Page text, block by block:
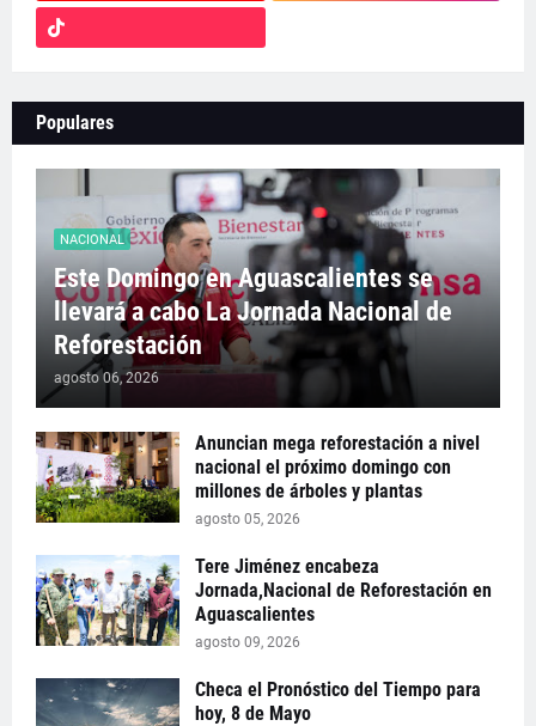
Populares
NACIONAL
Este Domingo en Aguascalientes se
llevará a cabo La Jornada Nacional de
Reforestación
agosto 06, 2026
Anuncian mega reforestación a nivel
nacional el próximo domingo con
millones de árboles y plantas
agosto 05, 2026
Tere Jiménez encabeza
Jornada,Nacional de Reforestación en
Aguascalientes
agosto 09, 2026
Checa el Pronóstico del Tiempo para
hoy, 8 de Mayo